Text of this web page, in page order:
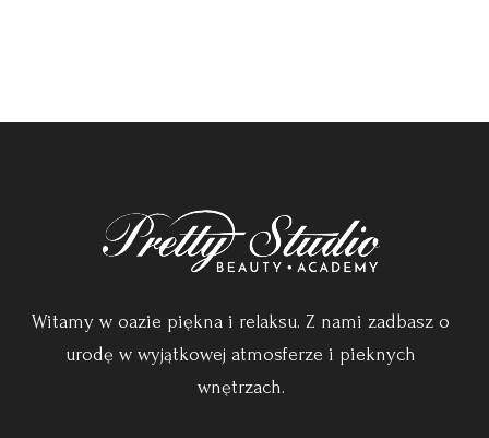
Witamy w oazie piękna i relaksu. Z nami zadbasz o
urodę w wyjątkowej atmosferze i pieknych
wnętrzach.